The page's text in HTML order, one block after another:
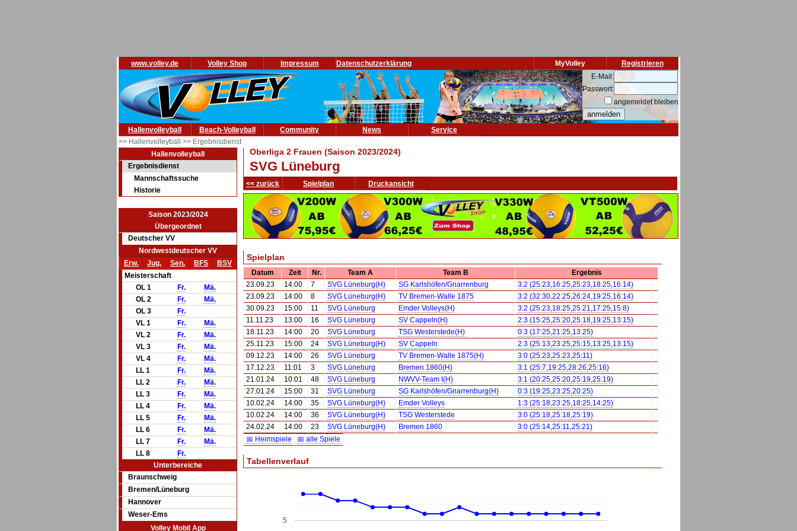
www.volley.de Volley Shop Impressum Datenschutzerklärung Registrieren
MyVolley
E-Mail:
Passwort:
angemeldet bleiben
Hallenvolleyball Beach-Volleyball Community News
Service
>> Hallenvolleyball >> Ergebnisdienst
Hallenvolleyball
Ergebnisdienst
Mannschaftssuche
Historie
Saison 2023/2024
Übergeordnet
Deutscher VV
Nordwestdeutscher VV
Erw.
Jug. Sen. BFS
BSV
Meisterschaft
OL 1
Fr.
Mä.
OL 2
Fr.
Mä.
OL 3
Fr.
VL 1
Fr.
Mä.
VL 2
Fr.
Mä.
VL 3
Fr.
Mä.
VL 4
Fr.
Mä.
LL 1
Fr.
Mä.
LL 2
Fr.
Mä.
LL 3
Fr.
Mä.
LL 4
Fr.
Mä.
LL 5
Fr.
Mä.
LL 6
Fr.
Mä.
LL 7
Fr.
Mä.
LL 8
Fr.
Unterbereiche
Braunschweig
Bremen/Lüneburg
Hannover
Weser-Ems
Volley Mobil App
Oberliga 2 Frauen (Saison 2023/2024)
SVG Lüneburg
<< zurück Spielplan Druckansicht
Spielplan
Datum Zeit Nr. Team A Team B
Ergebnis
23.09.23
14:00 7 SVG Lüneburg(H) SG Karlshöfen/Gnarrenburg
3:2 (25:23,16:25,25:23,18:25,16:14)
23.09.23
14:00 8 SVG Lüneburg(H) TV Bremen-Walle 1875
3:2 (32:30,22:25,26:24,19:25,16:14)
30.09.23
15:00 11 SVG Lüneburg Emder Volleys(H)
3:2 (25:23,18:25,25:21,17:25,15:8)
11.11.23
13:00 16 SVG Lüneburg SV Cappeln(H)
2:3 (15:25,25:20,25:18,19:25,13:15)
18.11.23
14:00 20 SVG Lüneburg TSG Westerstede(H)
0:3 (17:25,21:25,13:25)
25.11.23
15:00 24 SVG Lüneburg(H) SV Cappeln
2:3 (25:13,23:25,25:15,13:25,13:15)
09.12.23
14:00 26 SVG Lüneburg TV Bremen-Walle 1875(H)
3:0 (25:23,25:23,25:11)
17.12.23
11:01 3 SVG Lüneburg Bremen 1860(H)
3:1 (25:7,19:25,28:26,25:16)
21.01.24
10:01 48 SVG Lüneburg NWVV-Team I(H)
3:1 (20:25,25:20,25:19,25:19)
27.01.24
15:00 31 SVG Lüneburg SG Karlshöfen/Gnarrenburg(H)
0:3 (19:25,23:25,20:25)
10.02.24
14:00 35 SVG Lüneburg(H) Emder Volleys
1:3 (25:18,23:25,18:25,14:25)
10.02.24
14:00 36 SVG Lüneburg(H) TSG Westerstede
3:0 (25:18,25:18,25:19)
24.02.24
14:00 23 SVG Lüneburg(H) Bremen 1860
3:0 (25:14,25:11,25:21)
📅 Heimspiele
📅 alle Spiele
Tabellenverlauf
5